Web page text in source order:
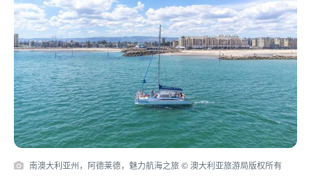
南澳大利亚州，阿德莱德，魅力航海之旅 © 澳大利亚旅游局版权所有